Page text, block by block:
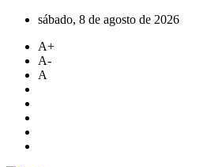
sábado, 8 de agosto de 2026
A+
A-
A